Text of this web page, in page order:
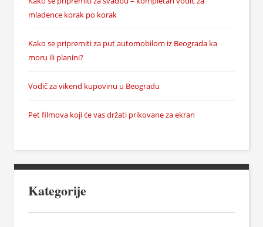
mladence korak po korak
Kako se pripremiti za put automobilom iz Beograda ka
moru ili planini?
Vodič za vikend kupovinu u Beogradu
Pet filmova koji će vas držati prikovane za ekran
Kategorije